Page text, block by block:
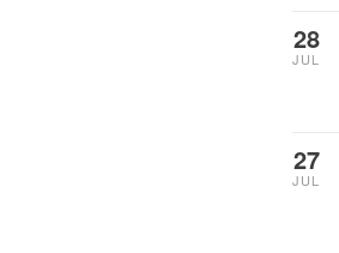
28
JUL
27
JUL